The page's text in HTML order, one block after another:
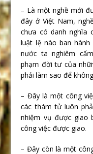
– Là một nghề mới
đây ở Việt Nam,
chưa có danh nghĩa
luật lệ nào ban
nước ta nghiêm
phạm đời tư của
phải làm sao để
– Đây là một công
các thám tử luôn
nhiệm vụ được giao
công việc được giao.
– Đây còn là một